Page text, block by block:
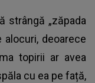
strângă „zăpada
alocuri, deoarece
topirii ar avea
cu ea pe față,